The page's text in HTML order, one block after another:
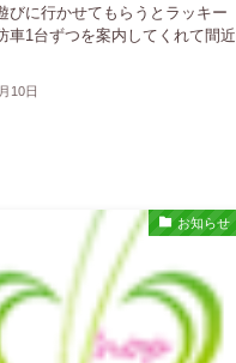
びに行かせてもらうとラッキー
車1台ずつを案内してくれて間近
10日
お知らせ